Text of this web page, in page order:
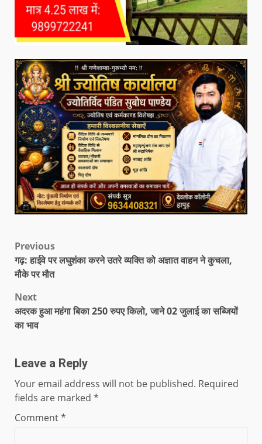
Previous
गढ़: हाईवे पर लघुशंका करने उतरे व्यक्ति को अज्ञात वाहन ने कुचला,
मौके पर मौत
Next
अदरक हुआ महंगा बिका 250 रुपए किलो, जाने 02 जुलाई का सब्जियों
का भाव
Leave a Reply
Your email address will not be published. Required
fields are marked *
Comment*